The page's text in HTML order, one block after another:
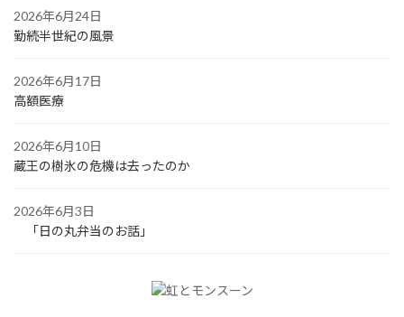
2026年6月24日
勤続半世紀の風景
2026年6月17日
高額医療
2026年6月10日
蔵王の樹氷の危機は去ったのか
2026年6月3日
「日の丸弁当のお話」